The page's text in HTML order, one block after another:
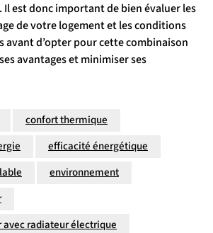
est donc important de bien évaluer les
de votre logement et les conditions
avant d’opter pour cette combinaison
avantages et minimiser ses
confort thermique
efficacité énergétique
environnement
avec radiateur électrique